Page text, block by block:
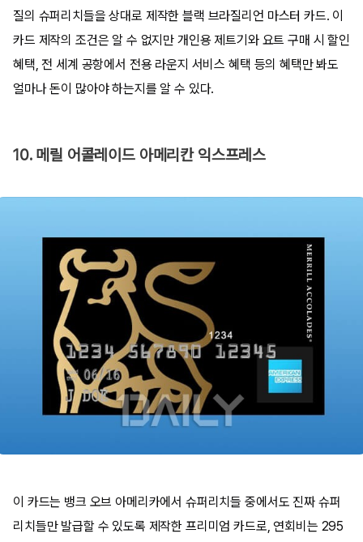
질의 슈퍼리치들을 상대로 제작한 블랙 브라질리언 마스터 카드. 이
카드 제작의 조건은 알 수 없지만 개인용 제트기와 요트 구매 시 할인
혜택, 전 세계 공항에서 전용 라운지 서비스 혜택 등의 혜택만 봐도
얼마나 돈이 많아야 하는지를 알 수 있다.
10. 메릴 어콜레이드 아메리칸 익스프레스
이 카드는 뱅크 오브 아메리카에서 슈퍼리치들 중에서도 진짜 슈퍼
리치들만 발급할 수 있도록 제작한 프리미엄 카드로, 연회비는 295